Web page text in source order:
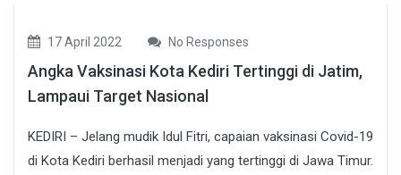
17 April 2022 No Responses
Angka Vaksinasi Kota Kediri Tertinggi di Jatim,
Lampaui Target Nasional
KEDIRI – Jelang mudik Idul Fitri, capaian vaksinasi Covid-19
di Kota Kediri berhasil menjadi yang tertinggi di Jawa Timur.